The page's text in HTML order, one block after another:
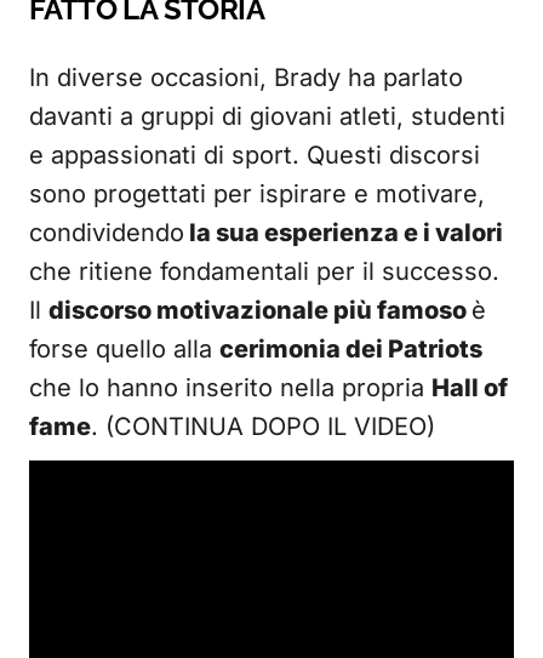
FATTO LA STORIA
In diverse occasioni, Brady ha parlato
davanti a gruppi di giovani atleti, studenti
e appassionati di sport. Questi discorsi
sono progettati per ispirare e motivare,
condividendo la sua esperienza e i valori
che ritiene fondamentali per il successo.
Il discorso motivazionale più famoso è
forse quello alla cerimonia dei Patriots
che lo hanno inserito nella propria Hall of
fame. (CONTINUA DOPO IL VIDEO)